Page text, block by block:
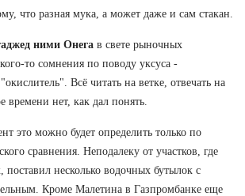
что разная мука, а может даже и сам стакан.
ними Онега в свете рыночных
то сомнения по поводу уксуса -
Всё читать на ветке, отвечать на
времени нет, как дал понять.
это можно будет определить только по
сравнения. Неподалеку от участков, где
поставил несколько водочных бутылок с
Кроме Малетина в Газпромбанке еще